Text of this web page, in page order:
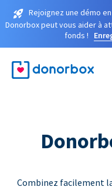
Rejoignez une démo
Donorbox peut vous aider à
fonds !
Combinez facilement